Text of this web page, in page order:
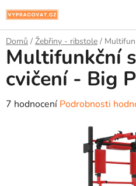
na
obsah
Domů / Žebřiny - ribstole /
Multifunkční
cvičení - Big
Průměrné
7 hodnocení Podrobnosti